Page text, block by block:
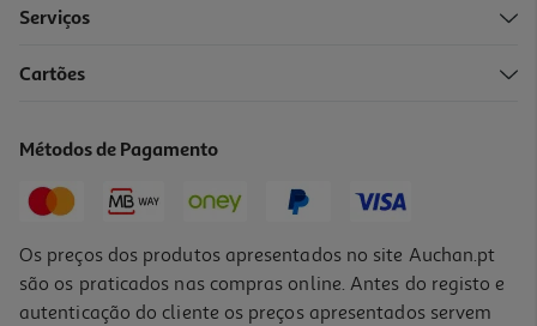
Serviços
Cartões
Métodos de Pagamento
Os preços dos produtos apresentados no site Auchan.pt
são os praticados nas compras online. Antes do registo e
autenticação do cliente os preços apresentados servem